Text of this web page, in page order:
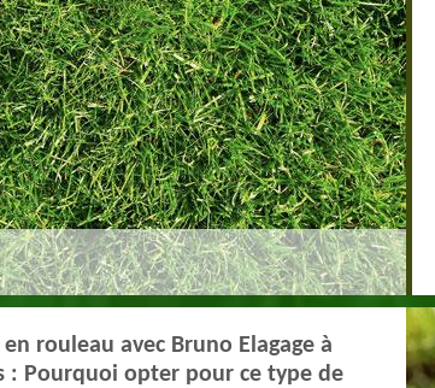
rouleau avec Bruno Elagage à
: Pourquoi opter pour ce type de